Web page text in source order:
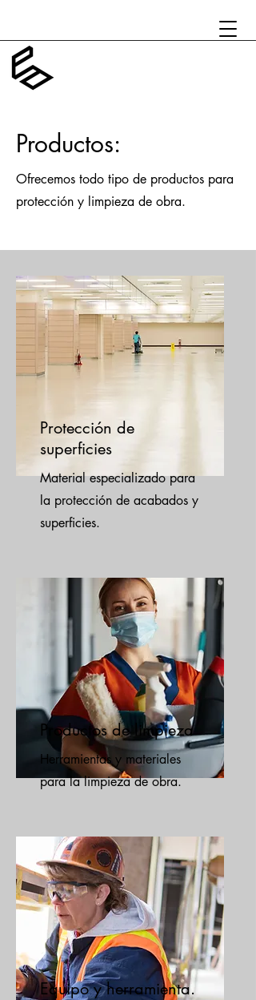
Productos:
Ofrecemos todo tipo de productos para
protección y limpieza de obra.
Protección de
superficies
Material especializado para
la protección de acabados y
superficies.
Productos de limpieza
Herramientas y materiales
para la limpieza de obra.
Equipo y herramienta.